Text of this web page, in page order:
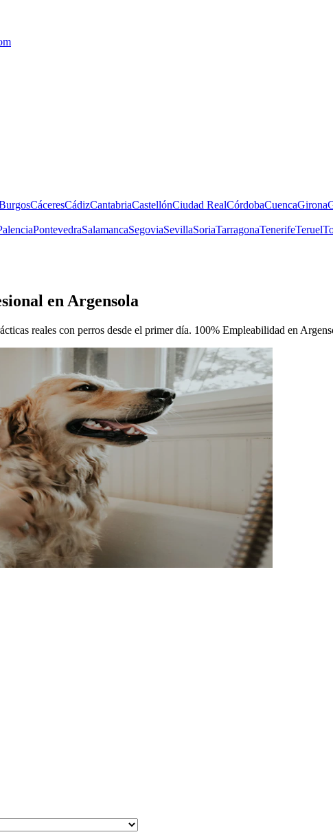
CáceresCádizCantabriaCastellónCiudad RealCórdobaCuencaGirona
PontevedraSalamancaSegoviaSevillaSoriaTarragonaTenerifeTeruel
en Argensola
reales con perros desde el primer día. 100% Empleabilidad en